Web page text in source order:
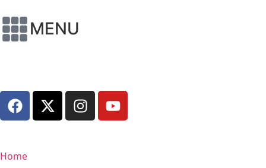
MENU
Home